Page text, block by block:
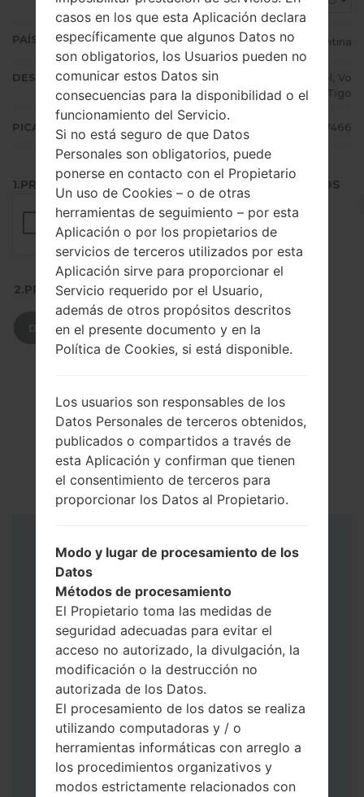
PAÍS (UN/EL PAÍS) Argentina
DESCRIPCIÓN
Personal, Claro, Movistar, Ancel, Vo
x, Tigo
PICADILLO 31e2a424285aafb6ff31453fcd457466
1.PRESIONE EL BOTÓN PARA CARGAR LOS ARCHIVOS
2.PRESIONE PARA DESCARGAR
DESCARGAR
Instrucciones
casos en los que esta Aplicación declara
específicamente que algunos Datos no
son obligatorios, los Usuarios pueden no
comunicar estos Datos sin
consecuencias para la disponibilidad o el
funcionamiento del Servicio.
Si no está seguro de que Datos
Personales son obligatorios, puede
ponerse en contacto con el Propietario
Un uso de Cookies – o de otras
herramientas de seguimiento – por esta
Aplicación o por los propietarios de
servicios de terceros utilizados por esta
Aplicación sirve para proporcionar el
Servicio requerido por el Usuario,
además de otros propósitos descritos
en el presente documento y en la
Política de Cookies, si está disponible.
Los usuarios son responsables de los
Datos Personales de terceros obtenidos,
publicados o compartidos a través de
esta Aplicación y confirman que tienen
el consentimiento de terceros para
proporcionar los Datos al Propietario.
Modo y lugar de procesamiento de los
Datos
Métodos de procesamiento
El Propietario toma las medidas de
seguridad adecuadas para evitar el
acceso no autorizado, la divulgación, la
modificación o la destrucción no
autorizada de los Datos.
El procesamiento de los datos se realiza
utilizando computadoras y / o
herramientas informáticas con arreglo a
los procedimientos organizativos y
modos estrictamente relacionados con